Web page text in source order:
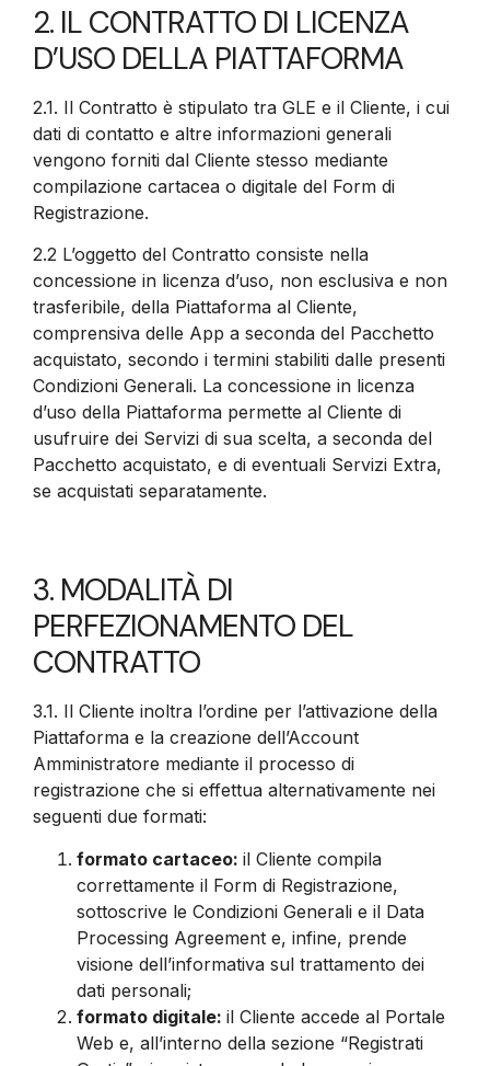
2. IL CONTRATTO DI LICENZA
D’USO DELLA PIATTAFORMA
2.1. Il Contratto è stipulato tra GLE e il Cliente, i cui
dati di contatto e altre informazioni generali
vengono forniti dal Cliente stesso mediante
compilazione cartacea o digitale del Form di
Registrazione.
2.2 L’oggetto del Contratto consiste nella
concessione in licenza d’uso, non esclusiva e non
trasferibile, della Piattaforma al Cliente,
comprensiva delle App a seconda del Pacchetto
acquistato, secondo i termini stabiliti dalle presenti
Condizioni Generali. La concessione in licenza
d’uso della Piattaforma permette al Cliente di
usufruire dei Servizi di sua scelta, a seconda del
Pacchetto acquistato, e di eventuali Servizi Extra,
se acquistati separatamente.
3. MODALITÀ DI
PERFEZIONAMENTO DEL
CONTRATTO
3.1. Il Cliente inoltra l’ordine per l’attivazione della
Piattaforma e la creazione dell’Account
Amministratore mediante il processo di
registrazione che si effettua alternativamente nei
seguenti due formati:
formato cartaceo: il Cliente compila
correttamente il Form di Registrazione,
sottoscrive le Condizioni Generali e il Data
Processing Agreement e, infine, prende
visione dell’informativa sul trattamento dei
dati personali;
formato digitale: il Cliente accede al Portale
Web e, all’interno della sezione “Registrati